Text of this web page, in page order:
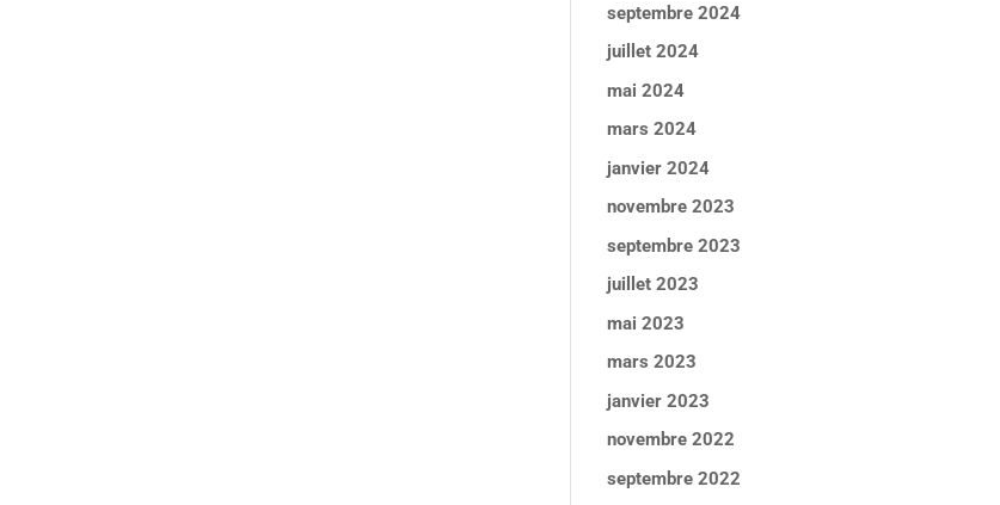
septembre 2024
juillet 2024
mai 2024
mars 2024
janvier 2024
novembre 2023
septembre 2023
juillet 2023
mai 2023
mars 2023
janvier 2023
novembre 2022
septembre 2022